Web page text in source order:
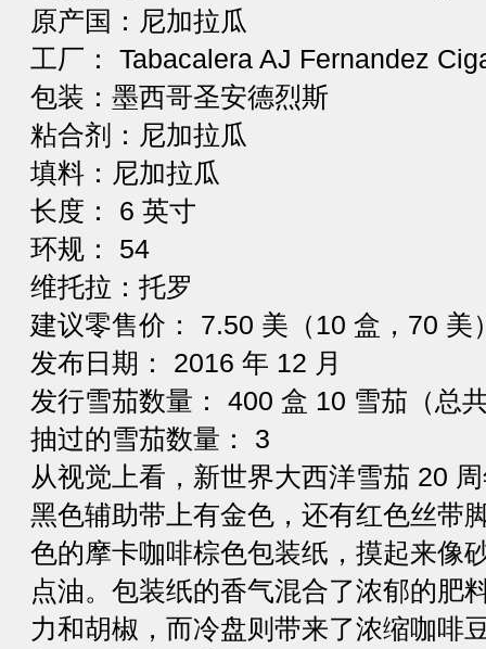
原产国：尼加拉瓜
工厂： Tabacalera AJ Fernandez
包装：墨西哥圣安德烈斯
粘合剂：尼加拉瓜
填料：尼加拉瓜
长度： 6 英寸
环规： 54
维托拉：托罗
建议零售价： 7.50 美（10 盒，70 美
发布日期： 2016 年 12 月
发行雪茄数量： 400 盒 10 雪茄（总
抽过的雪茄数量： 3
从视觉上看，新世界大西洋雪茄 20
黑色辅助带上有金色，还有红色丝带
色的摩卡咖啡棕色包装纸，摸起来像
点油。包装纸的香气混合了浓郁的肥
力和胡椒，而冷盘则带来了浓缩咖啡